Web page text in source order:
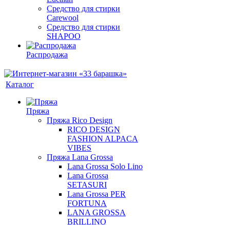
Средство для стирки
Carewool
Средство для стирки
SHAPOO
Распродажа
Каталог
Пряжа
Пряжа Rico Design
RICO DESIGN
FASHION ALPACA
VIBES
Пряжа Lana Grossa
Lana Grossa Solo Lino
Lana Grossa
SETASURI
Lana Grossa PER
FORTUNA
LANA GROSSA
BRILLINO